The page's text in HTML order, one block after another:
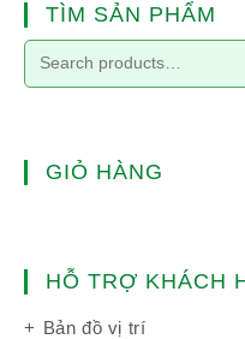
TÌM SẢN PHẨM
GIỎ HÀNG
HỖ TRỢ KHÁCH
Bản đồ vị trí